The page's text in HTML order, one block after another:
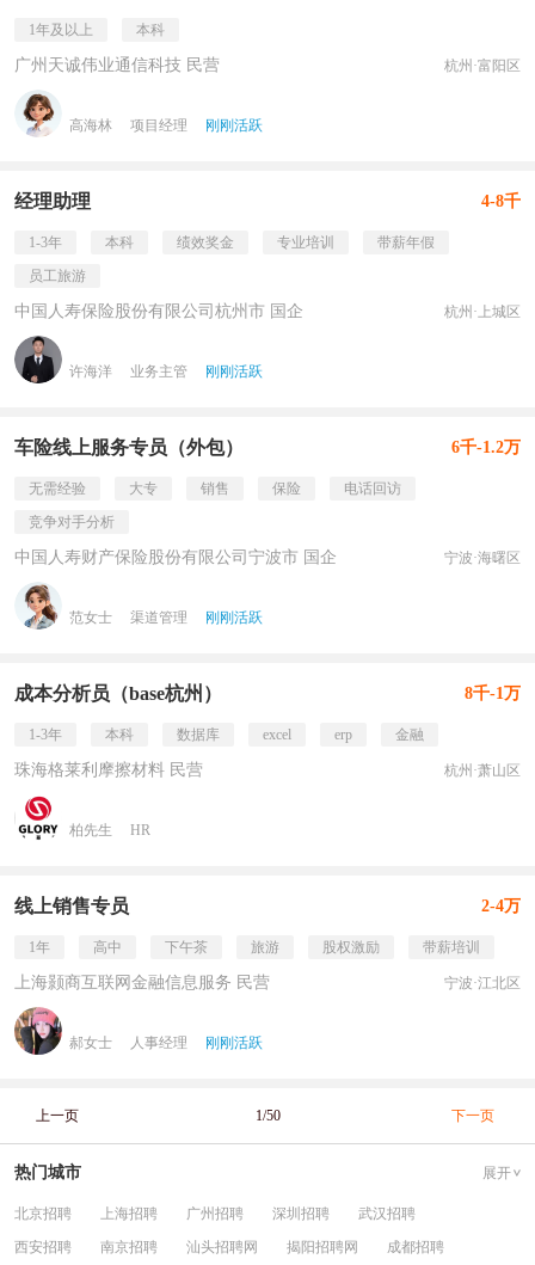
1年及以上 本科
广州天诚伟业通信科技 民营 杭州·富阳区
高海林 项目经理 刚刚活跃
经理助理 4-8千
1-3年 本科 绩效奖金 专业培训
带薪年假
员工旅游
中国人寿保险股份有限公司杭州市 国企 杭州·上城区
许海洋 业务主管 刚刚活跃
车险线上服务专员（外包） 6千-1.2万
无需经验 大专 销售 保险
电话回访
竞争对手分析
中国人寿财产保险股份有限公司宁波市 国企 宁波·海曙区
范女士 渠道管理 刚刚活跃
成本分析员（base杭州） 8千-1万
1-3年 本科 数据库 excel erp 金融
珠海格莱利摩擦材料 民营 杭州·萧山区
柏先生 HR
线上销售专员 2-4万
1年 高中 下午茶 旅游 股权激励 带薪培训
上海颢商互联网金融信息服务 民营 宁波·江北区
郝女士 人事经理 刚刚活跃
上一页 1/50 下一页
热门城市 展开
北京招聘 上海招聘 广州招聘 深圳招聘
武汉招聘
西安招聘
南京招聘 汕头招聘网 揭阳招聘网 成都招聘